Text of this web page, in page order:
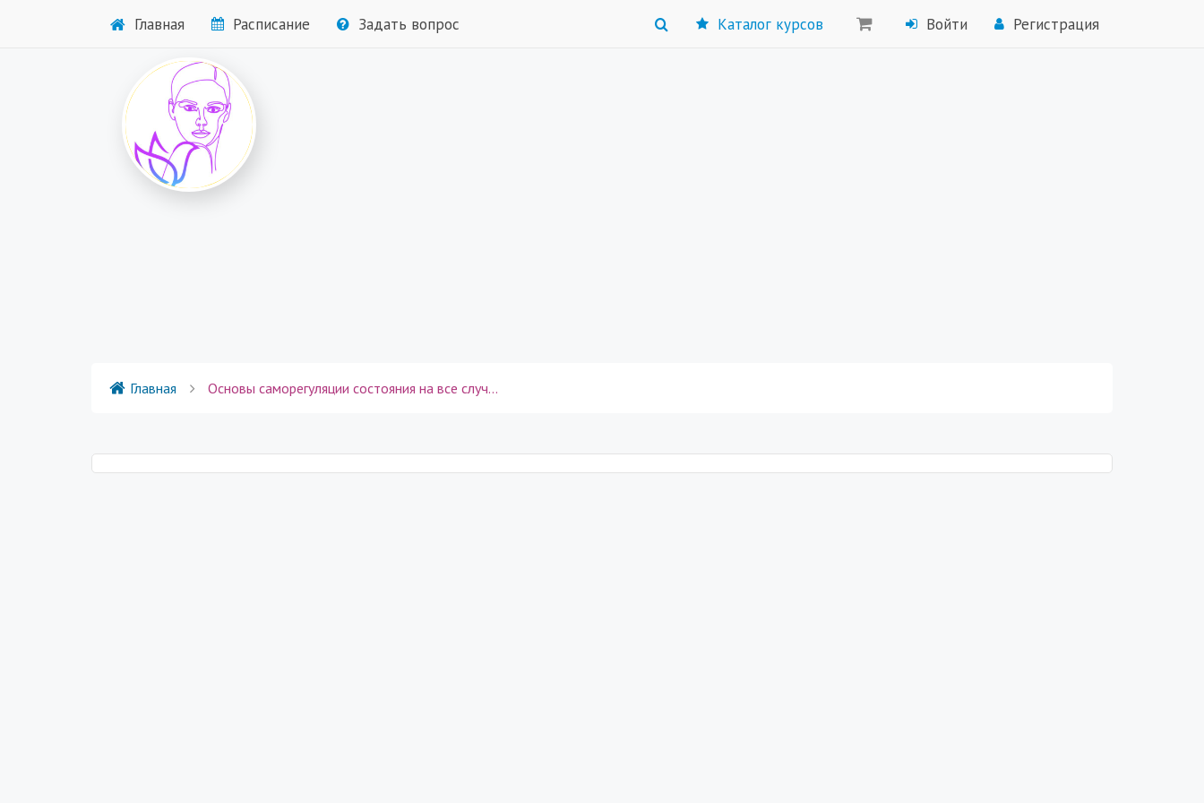
Главная Расписание Задать вопрос Каталог курсов Войти Регистрация
Главная Основы саморегуляции состояния на все случаи жизни